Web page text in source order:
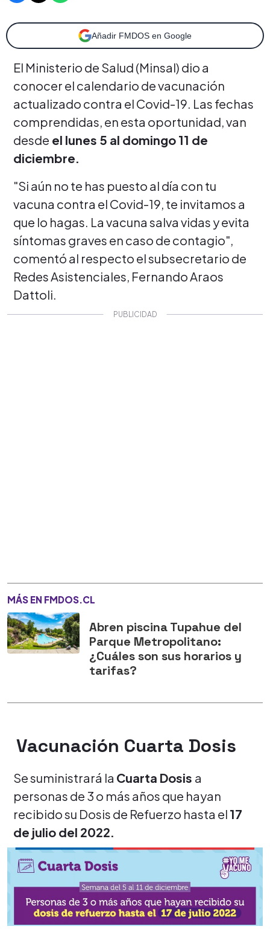
Añadir FMDOS en Google
El Ministerio de Salud (Minsal) dio a
conocer el calendario de vacunación
actualizado contra el Covid-19. Las fechas
comprendidas, en esta oportunidad, van
desde el lunes 5 al domingo 11 de
diciembre.
"Si aún no te has puesto al día con tu
vacuna contra el Covid-19, te invitamos a
que lo hagas. La vacuna salva vidas y evita
síntomas graves en caso de contagio",
comentó al respecto el subsecretario de
Redes Asistenciales, Fernando Araos
Dattoli.
MÁS EN FMDOS.CL
Abren piscina Tupahue del
Parque Metropolitano:
¿Cuáles son sus horarios y
tarifas?
Vacunación Cuarta Dosis
Se suministrará la Cuarta Dosis a
personas de 3 o más años que hayan
recibido su Dosis de Refuerzo hasta el 17
de julio del 2022.